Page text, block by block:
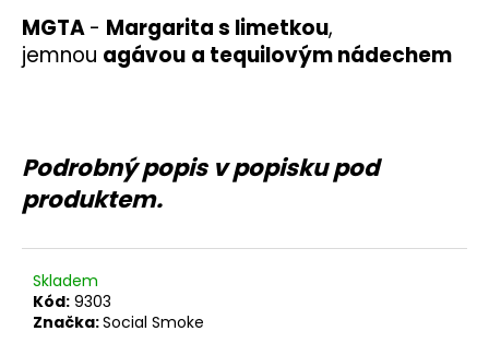
MGTA- Margarita s limetkou,
jemnou agávou a tequilovým nádechem
Podrobný popis v popisku pod
produktem.
Skladem
Kód: 9303
Značka:Social Smoke
D
o
p
č
u
j
e
e